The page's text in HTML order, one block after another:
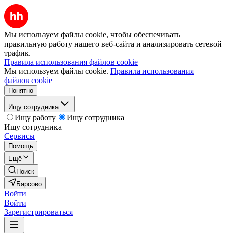
Мы используем файлы cookie, чтобы обеспечивать
правильную работу нашего веб-сайта и анализировать сетевой
трафик.
Правила использования файлов cookie
Мы используем файлы cookie. Правила использования
файлов cookie
Понятно
Ищу сотрудника
Ищу работу
Ищу сотрудника
Ищу сотрудника
Сервисы
Помощь
Ещё
Поиск
Барсово
Войти
Войти
Зарегистрироваться